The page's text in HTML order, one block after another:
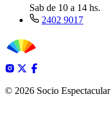
Sab de 10 a 14 hs.
2402 9017
© 2026 Socio Espectacular